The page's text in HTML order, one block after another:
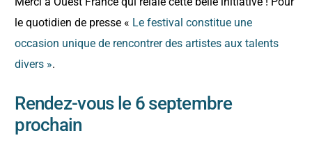
le quotidien de presse « Le festival constitue une
occasion unique de rencontrer des artistes aux talents
divers ».
Rendez-vous le 6 septembre
prochain